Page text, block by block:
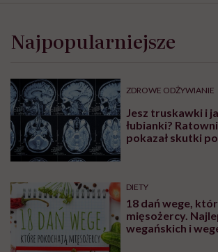
Leczenie otyłości, dieta
bariatrii i analogi GLP-
Maria Brzegowy w
Zdrowie Podcasty